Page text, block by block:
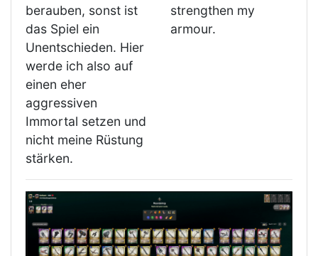
berauben, sonst ist
das Spiel ein
Unentschieden. Hier
werde ich also auf
einen eher
aggressiven
Immortal setzen und
nicht meine Rüstung
stärken.
strengthen my
armour.